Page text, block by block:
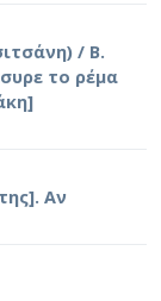
/ Β.
το ρέμα
Αν